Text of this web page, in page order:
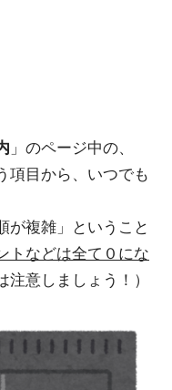
」のページ中の、
項目から、いつでも
が複雑」ということ
トなどは全て０にな
意しましょう！）